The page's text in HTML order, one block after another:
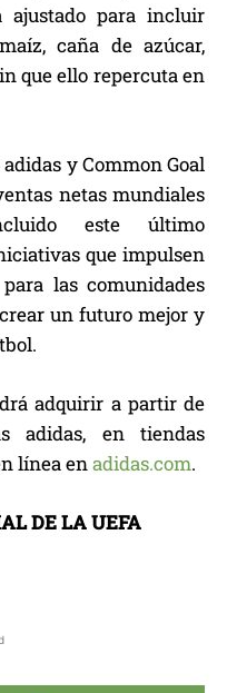
ajustado para incluir
caña de azúcar,
que ello repercuta en
y Common Goal
netas mundiales
este último
que impulsen
las comunidades
un futuro mejor y
adquirir a partir de
adidas, en tiendas
línea enadidas.com.
DE LA UEFA